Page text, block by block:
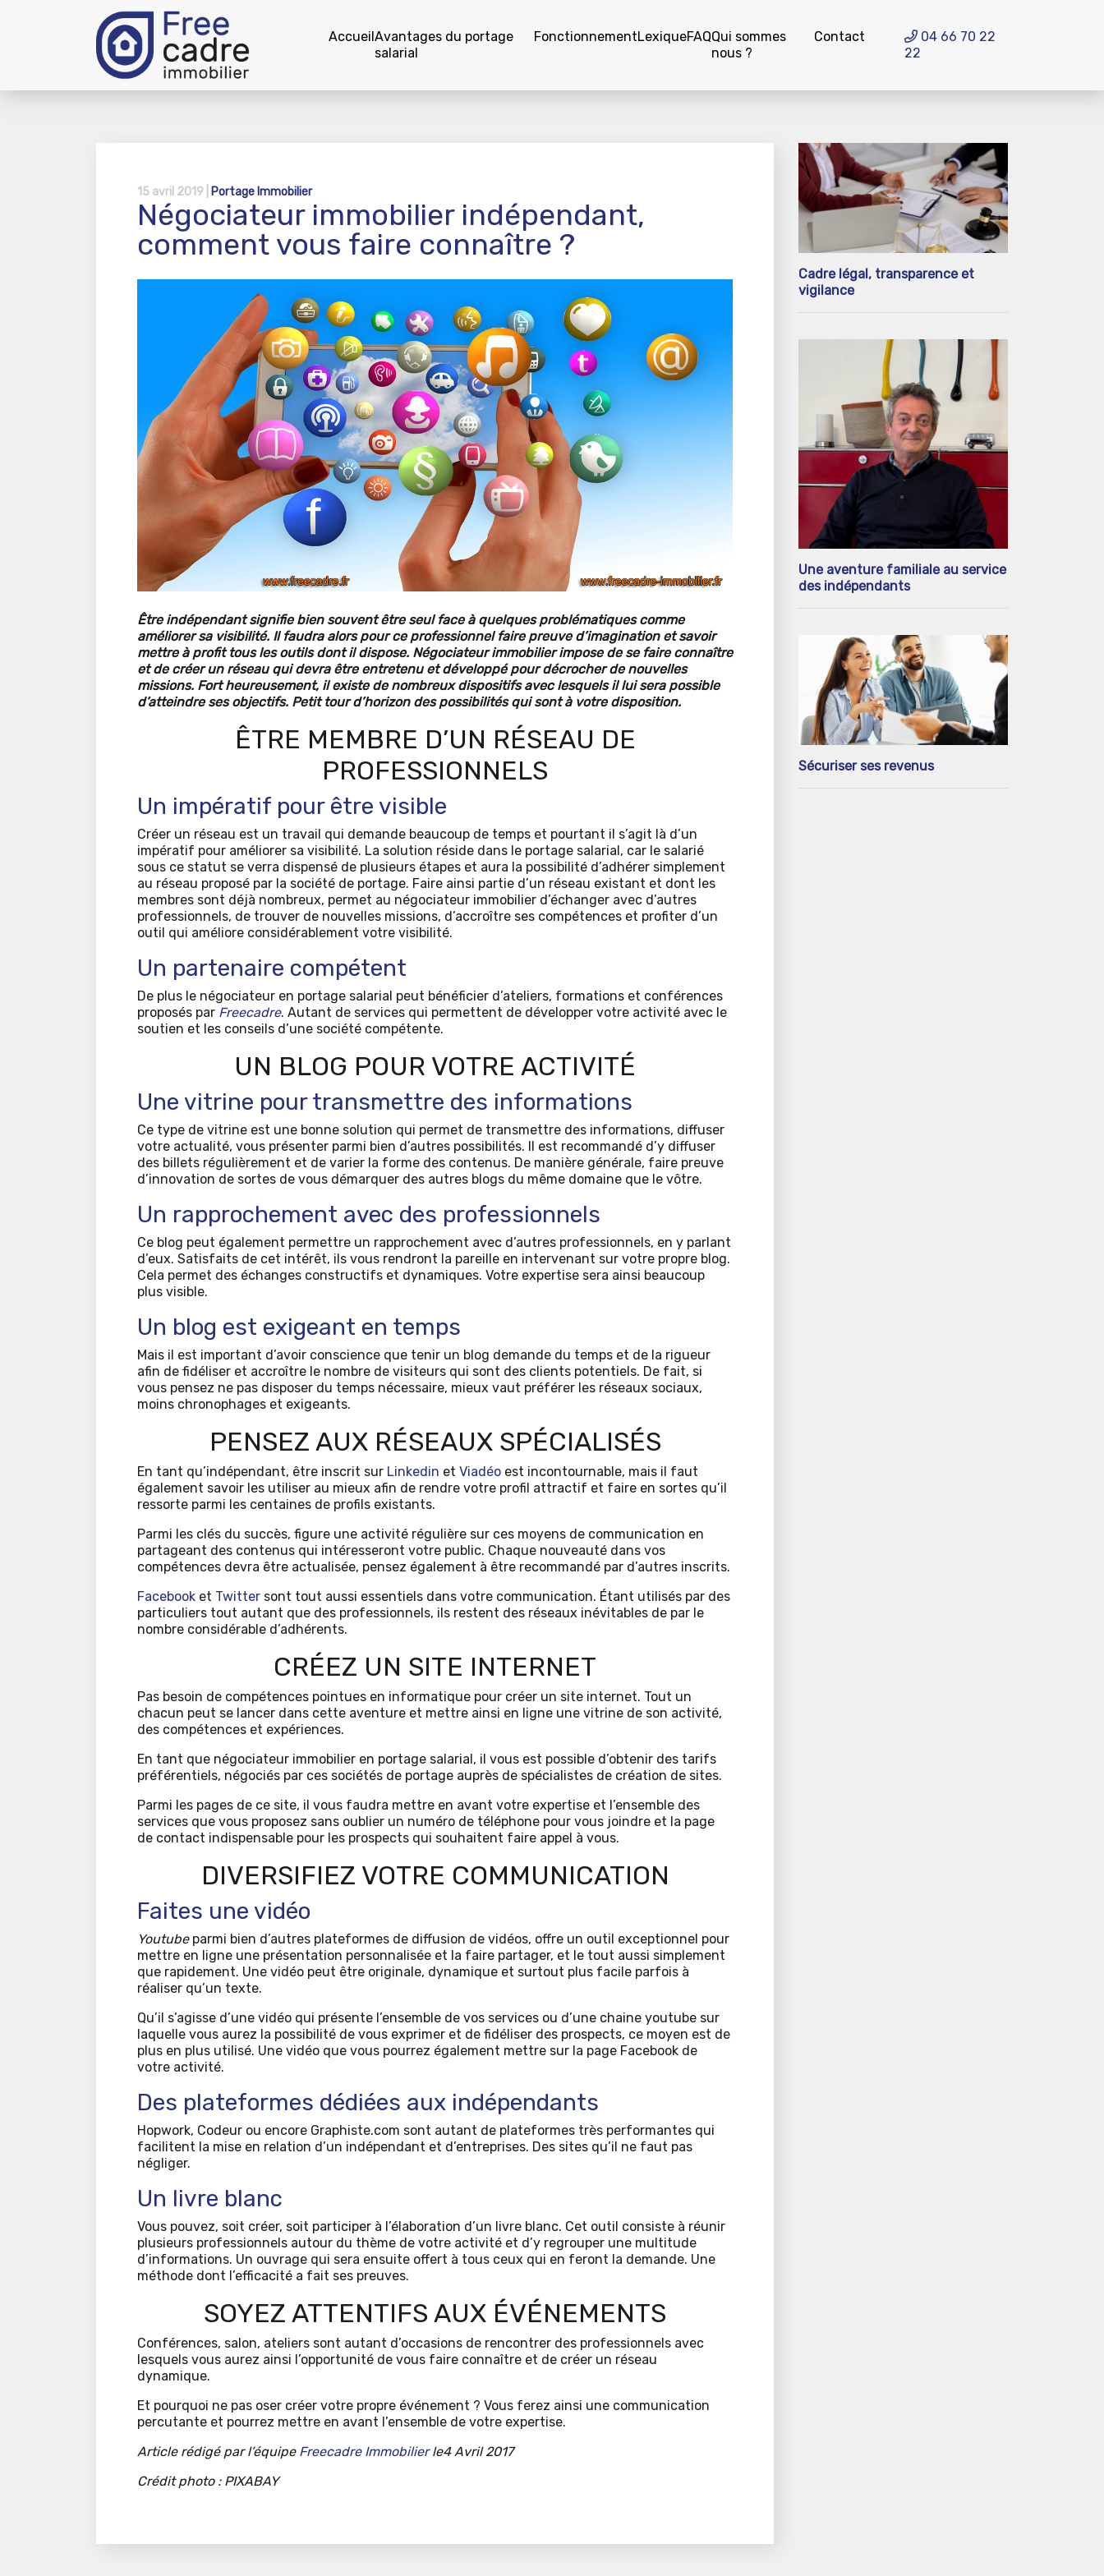
AccueilAvantages du portage
salarial
FonctionnementLexiqueFAQQui sommes
nous ?
Contact
04 66 70 22
22
15 avril 2019 | Portage Immobilier
Négociateur immobilier indépendant,
comment vous faire connaître ?
Être indépendant signifie bien souvent être seul face à quelques problématiques comme
améliorer sa visibilité. Il faudra alors pour ce professionnel faire preuve d’imagination et savoir
mettre à profit tous les outils dont il dispose. Négociateur immobilier impose de se faire connaître
et de créer un réseau qui devra être entretenu et développé pour décrocher de nouvelles
missions. Fort heureusement, il existe de nombreux dispositifs avec lesquels il lui sera possible
d’atteindre ses objectifs. Petit tour d’horizon des possibilités qui sont à votre disposition.
ÊTRE MEMBRE D’UN RÉSEAU DE
PROFESSIONNELS
Un impératif pour être visible
Créer un réseau est un travail qui demande beaucoup de temps et pourtant il s’agit là d’un
impératif pour améliorer sa visibilité. La solution réside dans le portage salarial, car le salarié
sous ce statut se verra dispensé de plusieurs étapes et aura la possibilité d’adhérer simplement
au réseau proposé par la société de portage. Faire ainsi partie d’un réseau existant et dont les
membres sont déjà nombreux, permet au négociateur immobilier d’échanger avec d’autres
professionnels, de trouver de nouvelles missions, d’accroître ses compétences et profiter d’un
outil qui améliore considérablement votre visibilité.
Un partenaire compétent
De plus le négociateur en portage salarial peut bénéficier d’ateliers, formations et conférences
proposés par Freecadre. Autant de services qui permettent de développer votre activité avec le
soutien et les conseils d’une société compétente.
UN BLOG POUR VOTRE ACTIVITÉ
Une vitrine pour transmettre des informations
Ce type de vitrine est une bonne solution qui permet de transmettre des informations, diffuser
votre actualité, vous présenter parmi bien d’autres possibilités. Il est recommandé d’y diffuser
des billets régulièrement et de varier la forme des contenus. De manière générale, faire preuve
d’innovation de sortes de vous démarquer des autres blogs du même domaine que le vôtre.
Un rapprochement avec des professionnels
Ce blog peut également permettre un rapprochement avec d’autres professionnels, en y parlant
d’eux. Satisfaits de cet intérêt, ils vous rendront la pareille en intervenant sur votre propre blog.
Cela permet des échanges constructifs et dynamiques. Votre expertise sera ainsi beaucoup
plus visible.
Un blog est exigeant en temps
Mais il est important d’avoir conscience que tenir un blog demande du temps et de la rigueur
afin de fidéliser et accroître le nombre de visiteurs qui sont des clients potentiels. De fait, si
vous pensez ne pas disposer du temps nécessaire, mieux vaut préférer les réseaux sociaux,
moins chronophages et exigeants.
PENSEZ AUX RÉSEAUX SPÉCIALISÉS
En tant qu’indépendant, être inscrit sur Linkedin et Viadéo est incontournable, mais il faut
également savoir les utiliser au mieux afin de rendre votre profil attractif et faire en sortes qu’il
ressorte parmi les centaines de profils existants.
Parmi les clés du succès, figure une activité régulière sur ces moyens de communication en
partageant des contenus qui intéresseront votre public. Chaque nouveauté dans vos
compétences devra être actualisée, pensez également à être recommandé par d’autres inscrits.
Facebook et Twitter sont tout aussi essentiels dans votre communication. Étant utilisés par des
particuliers tout autant que des professionnels, ils restent des réseaux inévitables de par le
nombre considérable d’adhérents.
CRÉEZ UN SITE INTERNET
Pas besoin de compétences pointues en informatique pour créer un site internet. Tout un
chacun peut se lancer dans cette aventure et mettre ainsi en ligne une vitrine de son activité,
des compétences et expériences.
En tant que négociateur immobilier en portage salarial, il vous est possible d’obtenir des tarifs
préférentiels, négociés par ces sociétés de portage auprès de spécialistes de création de sites.
Parmi les pages de ce site, il vous faudra mettre en avant votre expertise et l’ensemble des
services que vous proposez sans oublier un numéro de téléphone pour vous joindre et la page
de contact indispensable pour les prospects qui souhaitent faire appel à vous.
DIVERSIFIEZ VOTRE COMMUNICATION
Faites une vidéo
Youtubeparmi bien d’autres plateformes de diffusion de vidéos, offre un outil exceptionnel pour
mettre en ligne une présentation personnalisée et la faire partager, et le tout aussi simplement
que rapidement. Une vidéo peut être originale, dynamique et surtout plus facile parfois à
réaliser qu’un texte.
Qu’il s’agisse d’une vidéo qui présente l’ensemble de vos services ou d’une chaine youtube sur
laquelle vous aurez la possibilité de vous exprimer et de fidéliser des prospects, ce moyen est de
plus en plus utilisé. Une vidéo que vous pourrez également mettre sur la page Facebook de
votre activité.
Des plateformes dédiées aux indépendants
Hopwork, Codeur ou encore Graphiste.com sont autant de plateformes très performantes qui
facilitent la mise en relation d’un indépendant et d’entreprises. Des sites qu’il ne faut pas
négliger.
Un livre blanc
Vous pouvez, soit créer, soit participer à l’élaboration d’un livre blanc. Cet outil consiste à réunir
plusieurs professionnels autour du thème de votre activité et d’y regrouper une multitude
d’informations. Un ouvrage qui sera ensuite offert à tous ceux qui en feront la demande. Une
méthode dont l’efficacité a fait ses preuves.
SOYEZ ATTENTIFS AUX ÉVÉNEMENTS
Conférences, salon, ateliers sont autant d’occasions de rencontrer des professionnels avec
lesquels vous aurez ainsi l’opportunité de vous faire connaître et de créer un réseau
dynamique.
Et pourquoi ne pas oser créer votre propre événement ? Vous ferez ainsi une communication
percutante et pourrez mettre en avant l’ensemble de votre expertise.
Article rédigé par l’équipe Freecadre Immobilierle4 Avril 2017
Crédit photo : PIXABAY
Cadre légal, transparence et
vigilance
Une aventure familiale au service
des indépendants
Sécuriser ses revenus